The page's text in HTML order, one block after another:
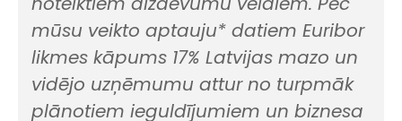
mūsu veikto aptauju* datiem Euribor
likmes kāpums 17% Latvijas mazo un
vidējo uzņēmumu attur no turpmāk
plānotiem ieguldījumiem un biznesa